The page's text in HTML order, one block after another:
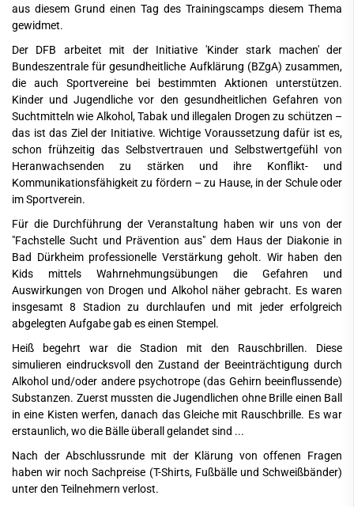
aus diesem Grund einen Tag des Trainingscamps diesem Thema
gewidmet.
Der DFB arbeitet mit der Initiative 'Kinder stark machen'der
Bundeszentrale für gesundheitliche Aufklärung (BZgA) zusammen,
die auch Sportvereine bei bestimmten Aktionen unterstützen.
Kinder und Jugendliche vor den gesundheitlichen Gefahren von
Suchtmitteln wie Alkohol, Tabak und illegalen Drogen zu schützen –
das ist das Ziel der Initiative. Wichtige Voraussetzung dafür ist es,
schon frühzeitig das Selbstvertrauen und Selbstwertgefühl von
Heranwachsenden zu stärken und ihre Konflikt- und
Kommunikationsfähigkeit zu fördern – zu Hause, in der Schule oder
im Sportverein.
Für die Durchführung der Veranstaltung haben wir uns von der
"Fachstelle Sucht und Prävention aus" dem Haus der Diakonie in
Bad Dürkheim professionelle Verstärkung geholt. Wir haben den
Kids mittels Wahrnehmungsübungen die Gefahren und
Auswirkungen von Drogen und Alkohol näher gebracht. Es waren
insgesamt 8 Stadion zu durchlaufen und mit jeder erfolgreich
abgelegten Aufgabe gab es einen Stempel.
Heiß begehrt war die Stadion mit den Rauschbrillen. Diese
simulieren eindrucksvoll den Zustand der Beeinträchtigung durch
Alkohol und/oder andere psychotrope (das Gehirn beeinflussende)
Substanzen. Zuerst mussten die Jugendlichen ohne Brille einen Ball
in eine Kisten werfen, danach das Gleiche mit Rauschbrille. Es war
erstaunlich, wo die Bälle überall gelandet sind ...
Nach der Abschlussrunde mit der Klärung von offenen Fragen
haben wir noch Sachpreise (T-Shirts, Fußbälle und Schweißbänder)
unter den Teilnehmern verlost.